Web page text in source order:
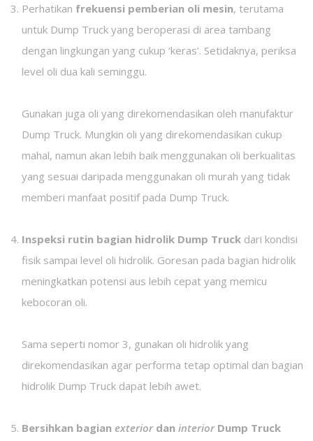
Perhatikan frekuensi pemberian oli mesin, terutama
untuk Dump Truck yang beroperasi di area tambang
dengan lingkungan yang cukup ‘keras’. Setidaknya, periksa
level oli dua kali seminggu.
Gunakan juga oli yang direkomendasikan oleh manufaktur
Dump Truck. Mungkin oli yang direkomendasikan cukup
mahal, namun akan lebih baik menggunakan oli berkualitas
yang sesuai daripada menggunakan oli murah yang tidak
memberi manfaat positif pada Dump Truck.
Inspeksi rutin bagian hidrolik Dump Truck dari kondisi
fisik sampai level oli hidrolik. Goresan pada bagian hidrolik
meningkatkan potensi aus lebih cepat yang memicu
kebocoran oli.
Sama seperti nomor 3, gunakan oli hidrolik yang
direkomendasikan agar performa tetap optimal dan bagian
hidrolik Dump Truck dapat lebih awet.
Bersihkan bagian exteriordaninteriorDump Truck